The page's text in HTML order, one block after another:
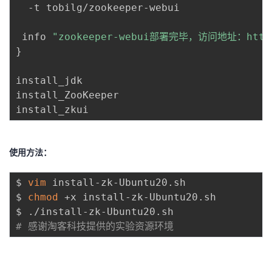
  -t tobilg/zookeeper-webui
info
"zookeeper-webui部署完毕，访问地址：
}
install_jdk
install_ZooKeeper
使用方法：
$ vim install-zk-Ubuntu20.sh
$ chmod
+x install-zk-Ubuntu20.sh
# 感谢淘客科技提供的实验资源环境